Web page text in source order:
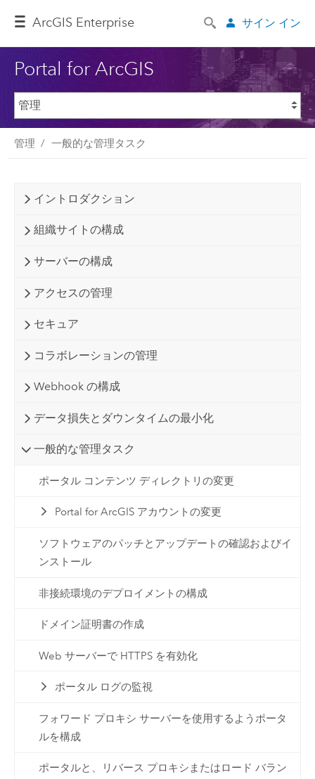
ArcGIS Enterprise サイン イン
Portal for ArcGIS
管理 一般的な管理タスク
イントロダクション
組織サイトの構成
サーバーの構成
アクセスの管理
セキュア
コラボレーションの管理
Webhook の構成
データ損失とダウンタイムの最小化
一般的な管理タスク
ポータル コンテンツ ディレクトリの変更
Portal for ArcGIS アカウントの変更
ソフトウェアのパッチとアップデートの確認およびイ
ンストール
非接続環境のデプロイメントの構成
ドメイン証明書の作成
Web サーバーで HTTPS を有効化
ポータル ログの監視
フォワード プロキシ サーバーを使用するようポータ
ルを構成
ポータルと、リバース プロキシまたはロード バラン